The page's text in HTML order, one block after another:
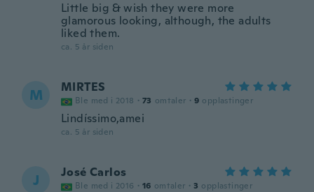
Little big & wish they were more
glamorous looking, although, the adults
liked them.
ca. 5 år siden
M MIRTES
Ble med i 2018 · 73 omtaler · 9 opplastinger
Lindíssimo,amei
ca. 5 år siden
J José Carlos
Ble med i 2016 · 16 omtaler · 3 opplastinger